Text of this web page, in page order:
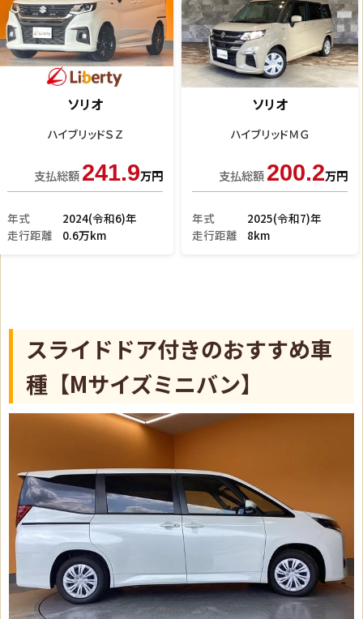
ソリオ
ハイブリッドＭＺ
支払総額268.9万円
年式
2025(令和7)年
走行距離
0.5万km
ソリオ
ハイブリッドＭＧ
支払総額197.9万円
年式
2025(令和7)年
走行距離
0.9万km
スライドドア付きのおすすめ車
種【Mサイズミニバン】